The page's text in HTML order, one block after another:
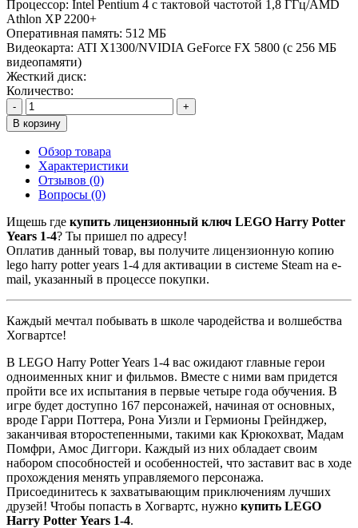
Процессор: Intel Pentium 4 с тактовой частотой 1,8 ГГц/AMD
Athlon XP 2200+
Оперативная память: 512 МБ
Видеокарта: ATI X1300/NVIDIA GeForce FX 5800 (с 256 МБ
видеопамяти)
Жесткий диск:
Количество:
-
+
В корзину
Обзор товара
Характеристики
Отзывов (0)
Вопросы (0)
Ищешь где купить лицензионный ключ LEGO Harry Potter
Years 1-4? Ты пришел по адресу!
Оплатив данный товар, вы получите лицензионную копию
lego harry potter years 1-4 для активации в системе Steam на e-
mail, указанный в процессе покупки.
Каждый мечтал побывать в школе чародейства и волшебства
Хогвартсе!
В LEGO Harry Potter Years 1-4 вас ожидают главные герои
одноименных книг и фильмов. Вместе с ними вам придется
пройти все их испытания в первые четыре года обучения. В
игре будет доступно 167 персонажей, начиная от основных,
вроде Гарри Поттера, Рона Уизли и Гермионы Грейнджер,
заканчивая второстепенными, такими как Крюкохват, Мадам
Помфри, Амос Диггори. Каждый из них обладает своим
набором способностей и особенностей, что заставит вас в ходе
прохождения менять управляемого персонажа.
Присоединитесь к захватывающим приключениям лучших
друзей! Чтобы попасть в Хогвартс, нужно купить LEGO
Harry Potter Years 1-4.